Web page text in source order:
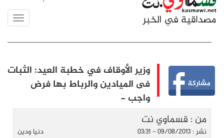
Toggle
وزير الأوقاف في خطبة العيد: الثبات
فى الميادين والرباط بها فرض
واجب -
من : قسماوي نت
نشر : 09/08/2013 - 03:31 دنيا ودين